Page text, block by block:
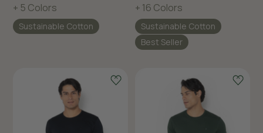
+ 5 Colors
Sustainable Cotton
+ 16 Colors
Sustainable Cotton
Best Seller